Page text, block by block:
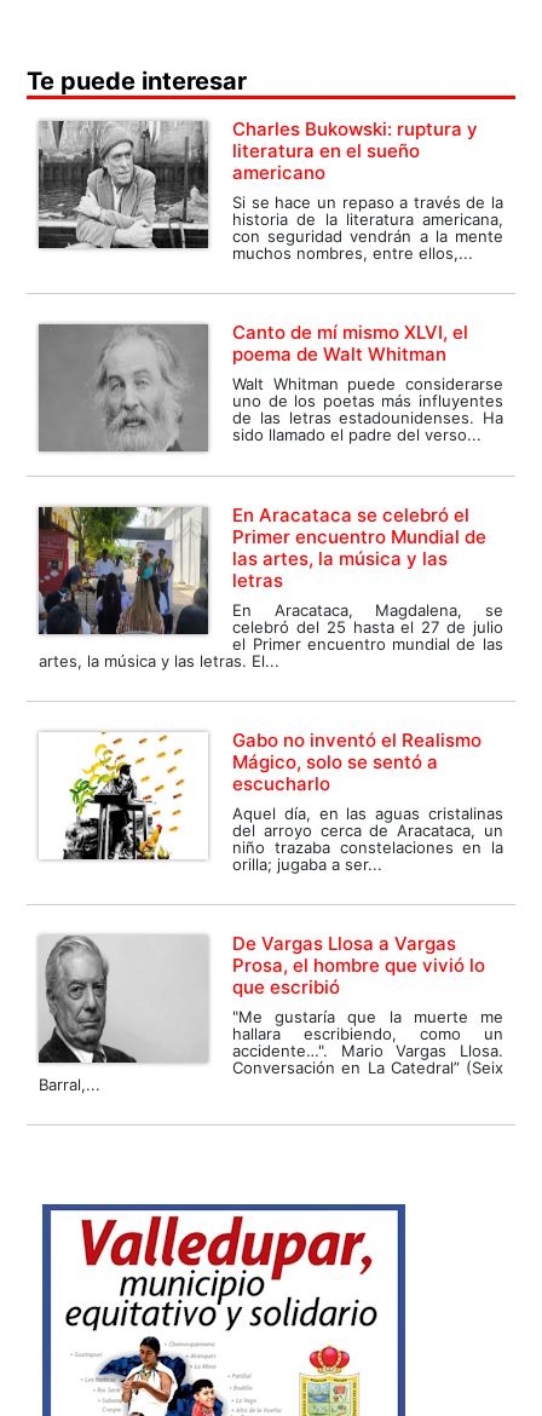
Te puede interesar
Charles Bukowski: ruptura y
literatura en el sueño
americano
Si se hace un repaso a través de la
historia de la literatura americana,
con seguridad vendrán a la mente
muchos nombres, entre ellos,...
Canto de mí mismo XLVI, el
poema de Walt Whitman
Walt Whitman puede considerarse
uno de los poetas más influyentes
de las letras estadounidenses. Ha
sido llamado el padre del verso...
En Aracataca se celebró el
Primer encuentro Mundial de
las artes, la música y las
letras
En Aracataca, Magdalena, se
celebró del 25 hasta el 27 de julio
el Primer encuentro mundial de las
artes, la música y las letras. El...
Gabo no inventó el Realismo
Mágico, solo se sentó a
escucharlo
Aquel día, en las aguas cristalinas
del arroyo cerca de Aracataca, un
niño trazaba constelaciones en la
orilla; jugaba a ser...
De Vargas Llosa a Vargas
Prosa, el hombre que vivió lo
que escribió
"Me gustaría que la muerte me
hallara escribiendo, como un
accidente…". Mario Vargas Llosa.
Conversación en La Catedral” (Seix
Barral,...